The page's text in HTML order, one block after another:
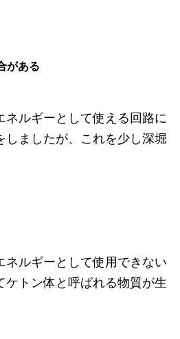
がある
ネルギーとして使える回路に
しましたが、これを少し深堀
ネルギーとして使用できない
ケトン体と呼ばれる物質が生